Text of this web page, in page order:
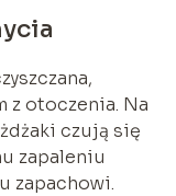
z otoczenia. Na
czują się
zapaleniu
zapachowi.